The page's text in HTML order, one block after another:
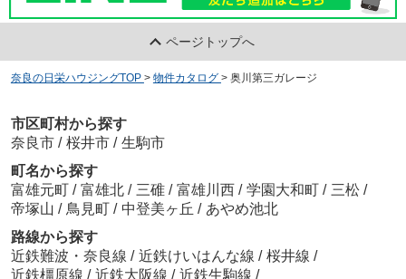
ページトップへ
奈良の日栄ハウジングTOP > 物件カタログ > 奥川第三ガレージ
市区町村から探す
奈良市 / 桜井市 / 生駒市
町名から探す
富雄元町 / 富雄北 / 三碓 / 富雄川西 / 学園大和町 / 三松 /
帝塚山 / 鳥見町 / 中登美ヶ丘 / あやめ池北
路線から探す
近鉄難波・奈良線 / 近鉄けいはんな線 / 桜井線 /
近鉄橿原線 / 近鉄大阪線 / 近鉄生駒線 /